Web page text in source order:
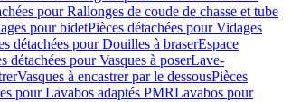
pour Rallonges de coude de chasse et tube
pour bidetPièces détachées pour Vidages
détachées pour Douilles à braserEspace
détachées pour Vasques à poserLave-
Vasques à encastrer par le dessousPièces
pour Lavabos adaptés PMRLavabos pour